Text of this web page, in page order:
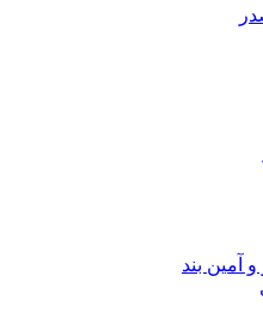
آمین بند